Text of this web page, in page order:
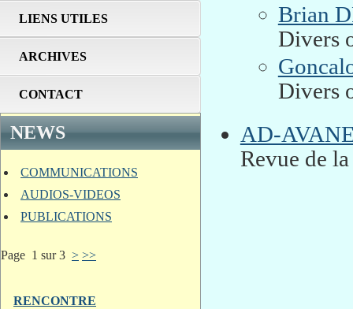
LIENS UTILES
ARCHIVES
CONTACT
NEWS
COMMUNICATIONS
AUDIOS-VIDEOS
PUBLICATIONS
Page 1 sur 3 > >>
RENCONTRE
Brian
Divers
Divers
AD-
Revue de